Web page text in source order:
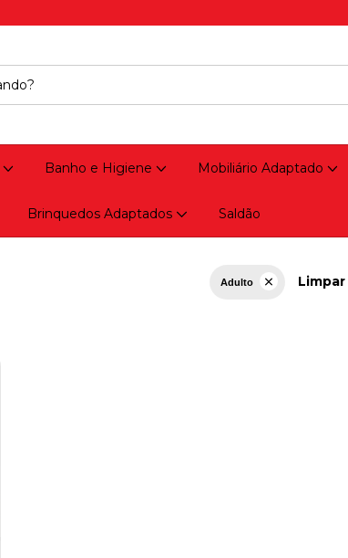
Banho e Higiene Mobiliário Adaptado
Brinquedos Adaptados Saldão
Adulto